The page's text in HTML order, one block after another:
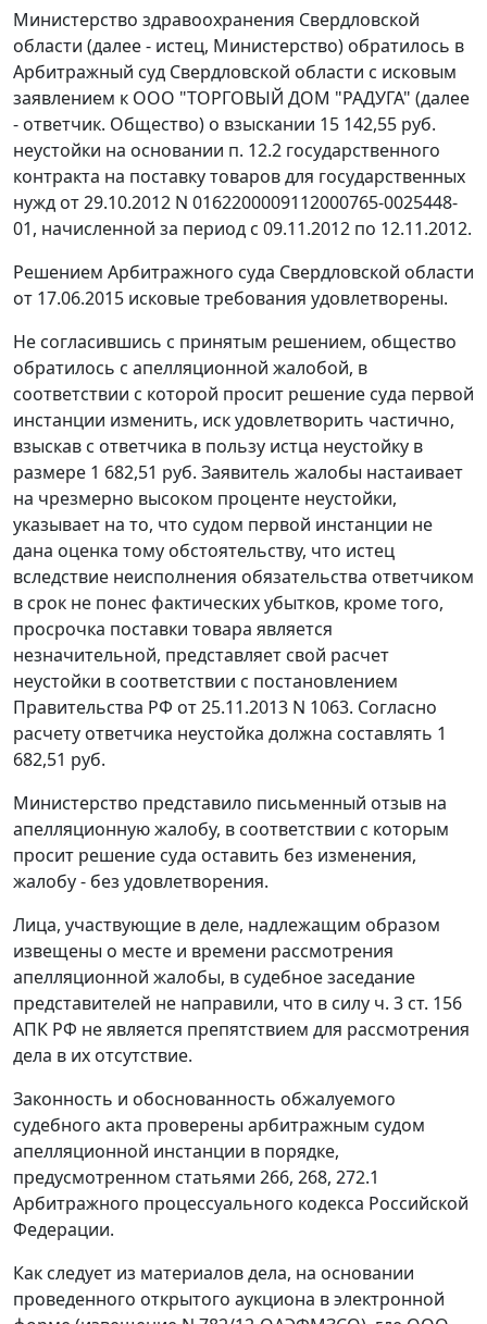
Министерство здравоохранения Свердловской
области (далее - истец, Министерство) обратилось в
Арбитражный суд Свердловской области с исковым
заявлением к ООО "ТОРГОВЫЙ ДОМ "РАДУГА" (далее
- ответчик. Общество) о взыскании 15 142,55 руб.
неустойки на основании п. 12.2 государственного
контракта на поставку товаров для государственных
нужд от 29.10.2012 N 0162200009112000765-0025448-
01, начисленной за период с 09.11.2012 по 12.11.2012.
Решением Арбитражного суда Свердловской области
от 17.06.2015 исковые требования удовлетворены.
Не согласившись с принятым решением, общество
обратилось с апелляционной жалобой, в
соответствии с которой просит решение суда первой
инстанции изменить, иск удовлетворить частично,
взыскав с ответчика в пользу истца неустойку в
размере 1 682,51 руб. Заявитель жалобы настаивает
на чрезмерно высоком проценте неустойки,
указывает на то, что судом первой инстанции не
дана оценка тому обстоятельству, что истец
вследствие неисполнения обязательства ответчиком
в срок не понес фактических убытков, кроме того,
просрочка поставки товара является
незначительной, представляет свой расчет
неустойки в соответствии с постановлением
Правительства РФ от 25.11.2013 N 1063. Согласно
расчету ответчика неустойка должна составлять 1
682,51 руб.
Министерство представило письменный отзыв на
апелляционную жалобу, в соответствии с которым
просит решение суда оставить без изменения,
жалобу - без удовлетворения.
Лица, участвующие в деле, надлежащим образом
извещены о месте и времени рассмотрения
апелляционной жалобы, в судебное заседание
представителей не направили, что в силу ч. 3 ст. 156
АПК РФ не является препятствием для рассмотрения
дела в их отсутствие.
Законность и обоснованность обжалуемого
судебного акта проверены арбитражным судом
апелляционной инстанции в порядке,
предусмотренном статьями 266, 268, 272.1
Арбитражного процессуального кодекса Российской
Федерации.
Как следует из материалов дела, на основании
проведенного открытого аукциона в электронной